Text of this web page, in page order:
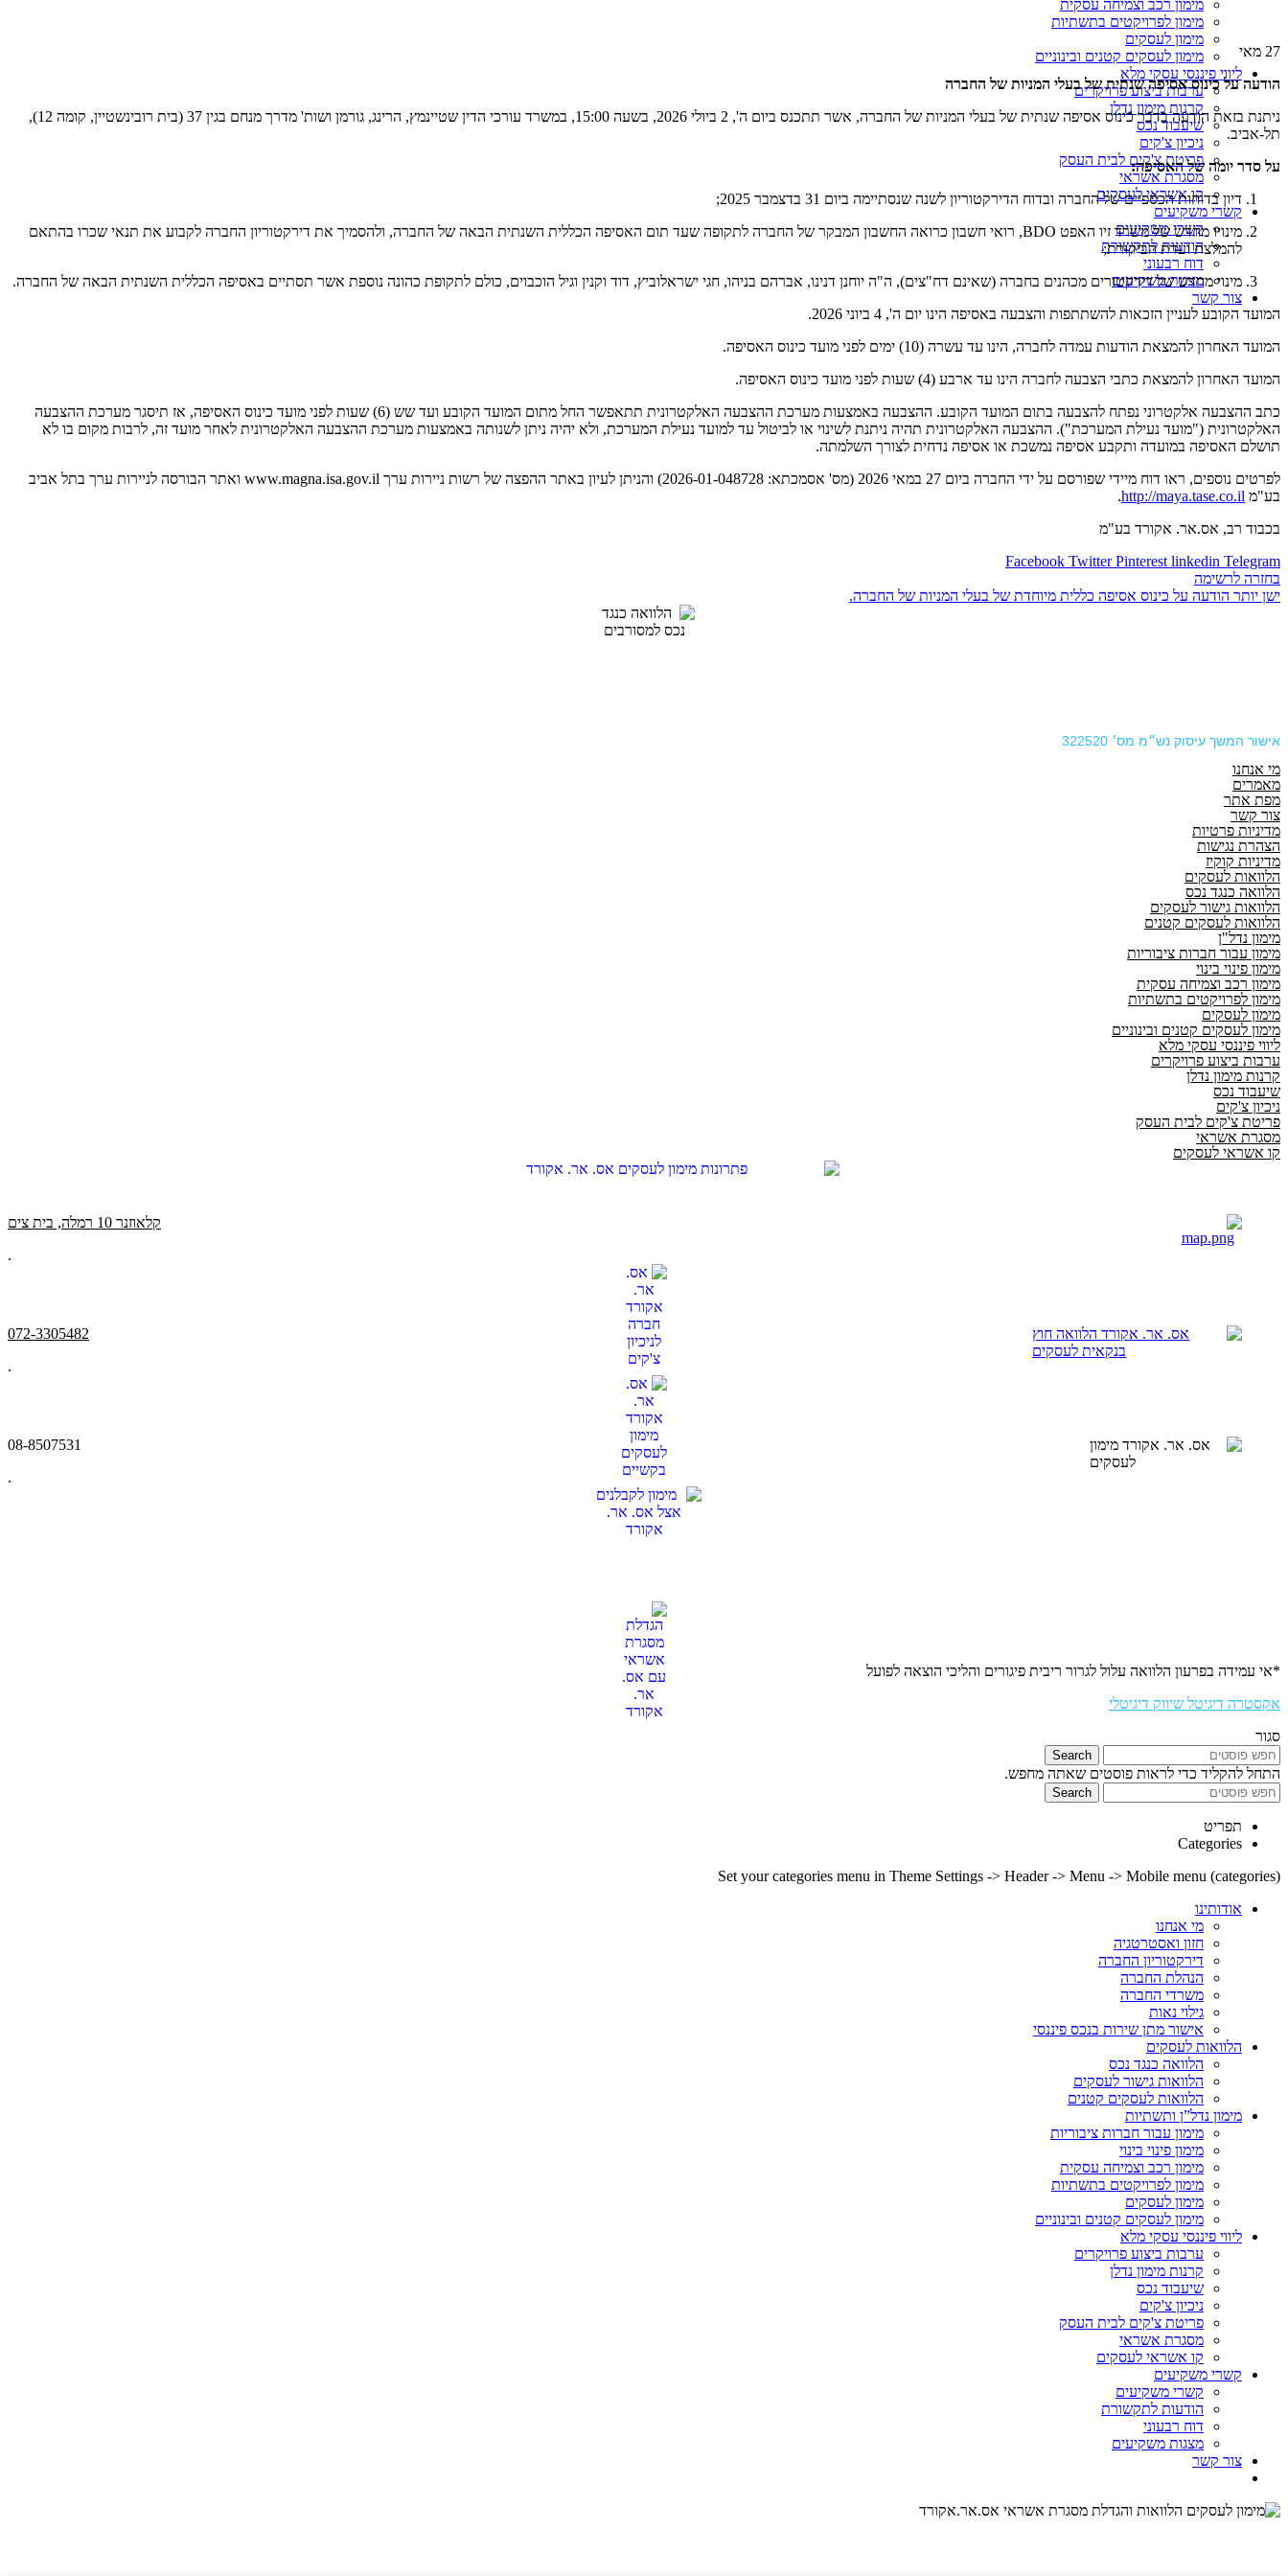
מימון רכב וצמיחה עסקית
מימון לפרויקטים בתשתיות
מימון לעסקים
מימון לעסקים קטנים ובינוניים
ליווי פיננסי עסקי מלא
ערבות ביצוע פרויקרים
קרנות מימון נדלן
שיעבוד נכס
ניכיון צ'קים
פריטת צ'קים לבית העסק
מסגרת אשראי
קו אשראי לעסקים
קשרי משקיעים
קשרי משקיעים
הודעות לתקשורת
דוח רבעוני
מצגות משקיעים
צור קשר
27 מאי
הודעה על כינוס אסיפה שנתית של בעלי המניות של החברה
ניתנת בזאת הודעה בדבר כינוס אסיפה שנתית של בעלי המניות של החברה, אשר תתכנס ביום ה', 2 ביולי 2026, בשעה 15:00, במשרד עורכי הדין שטיינמץ, הרינג, גורמן ושות' מדרך מנחם בגין 37 (בית רובינשטיין, קומה 12),
תל-אביב.
על סדר יומה של האסיפה:
דיון בדוחות הכספיים של החברה ובדוח הדירקטוריון לשנה שנסתיימה ביום 31 בדצמבר 2025;
מינויו מחדש של משרד זיו האפט BDO, רואי חשבון כרואה החשבון המבקר של החברה לתקופה שעד תום האסיפה הכללית השנתית הבאה של החברה, ולהסמיך את דירקטוריון החברה לקבוע את תנאי שכרו בהתאם
להמלצת ועדת הביקורת;
מינוי מחדש של דירקטורים מכהנים בחברה (שאינם דח"צים), ה"ה יוחנן דנינו, אברהם בניהו, חגי ישראלוביץ, דוד וקנין וגיל הוכבוים, כולם לתקופת כהונה נוספת אשר תסתיים באסיפה הכללית השנתית הבאה של החברה.
המועד הקובע לעניין הזכאות להשתתפות והצבעה באסיפה הינו יום ה', 4 ביוני 2026.
המועד האחרון להמצאת הודעות עמדה לחברה, הינו עד עשרה (10) ימים לפני מועד כינוס האסיפה.
המועד האחרון להמצאת כתבי הצבעה לחברה הינו עד ארבע (4) שעות לפני מועד כינוס האסיפה.
כתב ההצבעה אלקטרוני נפתח להצבעה בתום המועד הקובע. ההצבעה באמצעות מערכת ההצבעה האלקטרונית תתאפשר החל מתום המועד הקובע ועד שש (6) שעות לפני מועד כינוס האסיפה, אז תיסגר מערכת ההצבעה
האלקטרונית ("מועד נעילת המערכת"). ההצבעה האלקטרונית תהיה ניתנת לשינוי או לביטול עד למועד נעילת המערכת, ולא יהיה ניתן לשנותה באמצעות מערכת ההצבעה האלקטרונית לאחר מועד זה, לרבות מקום בו לא
תושלם האסיפה במועדה ותקבע אסיפה נמשכת או אסיפה נדחית לצורך השלמתה.
לפרטים נוספים, ראו דוח מיידי שפורסם על ידי החברה ביום 27 במאי 2026 (מס' אסמכתא: 2026-01-048728) והניתן לעיון באתר ההפצה של רשות ניירות ערך www.magna.isa.gov.il ואתר הבורסה לניירות ערך בתל אביב
בע"מ http://maya.tase.co.il
.
בכבוד רב, אס.אר. אקורד בע"מ
Facebook Twitter Pinterest linkedin Telegram
בחזרה לרשימה
ישן יותר הודעה על כינוס אסיפה כללית מיוחדת של בעלי המניות של החברה.
אישור המשך עיסוק נש״מ מס׳ 322520
מי אנחנו
מאמרים
מפת אתר
צור קשר
מדיניות פרטיות
הצהרת נגישות
מדיניות קוקיז
הלוואות לעסקים
הלוואה כנגד נכס
הלוואות גישור לעסקים
הלוואות לעסקים קטנים
מימון נדל"ן
מימון עבור חברות ציבוריות
מימון פינוי בינוי
מימון רכב וצמיחה עסקית
מימון לפרויקטים בתשתיות
מימון לעסקים
מימון לעסקים קטנים ובינוניים
ליווי פיננסי עסקי מלא
ערבות ביצוע פרויקרים
קרנות מימון נדלן
שיעבוד נכס
ניכיון צ'קים
פריטת צ'קים לבית העסק
מסגרת אשראי
קו אשראי לעסקים
קלאוזנר 10 רמלה, בית צים
.
072-3305482
.
08-8507531
.
*אי עמידה בפרעון הלוואה עלול לגרור ריבית פיגורים והליכי הוצאה לפועל
אקסטרה דיגיטל שיווק דיגיטלי
סגור
Search
התחל להקליד כדי לראות פוסטים שאתה מחפש.
Search
תפריט
Categories
Set your categories menu in Theme Settings -> Header -> Menu -> Mobile menu (categories)
אודותינו
מי אנחנו
חזון ואסטרטגיה
דירקטוריון החברה
הנהלת החברה
משרדי החברה
גילוי נאות
אישור מתן שירות בנכס פיננסי
הלוואות לעסקים
הלוואה כנגד נכס
הלוואות גישור לעסקים
הלוואות לעסקים קטנים
מימון נדל”ן ותשתיות
מימון עבור חברות ציבוריות
מימון פינוי בינוי
מימון רכב וצמיחה עסקית
מימון לפרויקטים בתשתיות
מימון לעסקים
מימון לעסקים קטנים ובינוניים
ליווי פיננסי עסקי מלא
ערבות ביצוע פרויקרים
קרנות מימון נדלן
שיעבוד נכס
ניכיון צ'קים
פריטת צ'קים לבית העסק
מסגרת אשראי
קו אשראי לעסקים
קשרי משקיעים
קשרי משקיעים
הודעות לתקשורת
דוח רבעוני
מצגות משקיעים
צור קשר